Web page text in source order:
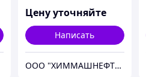
Цену уточняйте
Написать
ООО "ХИММАШНЕФТЕГАЗ"